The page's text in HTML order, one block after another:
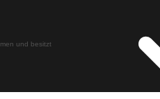
Züge von Malaga nach
Züge von Malaga nach
Züge von Cordoba nach
und besitzt